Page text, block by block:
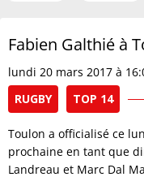
Fabien Galthié à
lundi 20 mars 2017 à
RUGBY
TOP 14
Toulon a officialisé ce
prochaine en tant que
Landreau et Marc Dal